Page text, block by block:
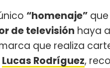
“homenaje”
de televisión haya
que realiza
Lucas Rodríguez,